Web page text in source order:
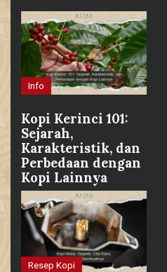
Info
Kopi Kerinci 101:
Sejarah,
Karakteristik, dan
Perbedaan dengan
Kopi Lainnya
Resep Kopi